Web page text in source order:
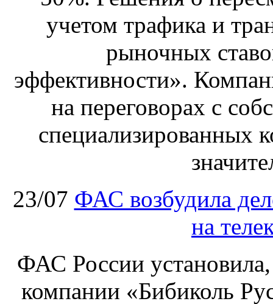
учетом трафика и
рыночных
эффективности».
на переговорах с
специализированных
23/07 ФАС возбудила
на
ФАС России установила,
компании «Бибиколь